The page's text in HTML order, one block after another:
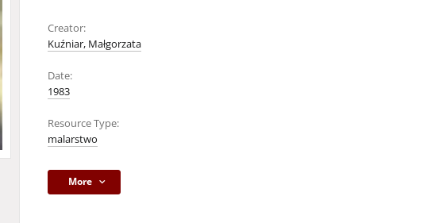
Creator:
Kuźniar, Małgorzata
Date:
1983
Resource Type:
malarstwo
More